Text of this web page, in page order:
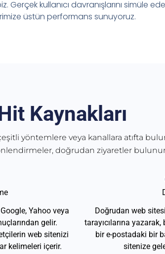
Gerçek kullanıcı davranışlarını simüle
üstün performans sunuyoruz.
Kaynakları
yöntemlere veya kanallara atıfta
doğrudan ziyaretler
Yahoo veya
gelir.
web sitenizi
kelimeleri içerir.
Doğrudan web
tarayıcılarına
bir e-postadaki bir
sitenize